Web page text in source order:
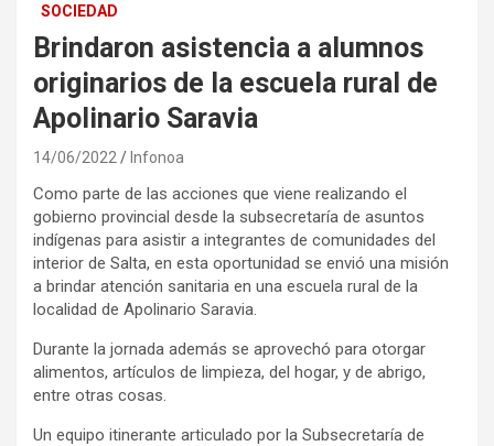
SOCIEDAD
Brindaron asistencia a alumnos
originarios de la escuela rural de
Apolinario Saravia
14/06/2022 Infonoa
Como parte de las acciones que viene realizando el
gobierno provincial desde la subsecretaría de asuntos
indígenas para asistir a integrantes de comunidades del
interior de Salta, en esta oportunidad se envió una misión
a brindar atención sanitaria en una escuela rural de la
localidad de Apolinario Saravia.
Durante la jornada además se aprovechó para otorgar
alimentos, artículos de limpieza, del hogar, y de abrigo,
entre otras cosas.
Un equipo itinerante articulado por la Subsecretaría de